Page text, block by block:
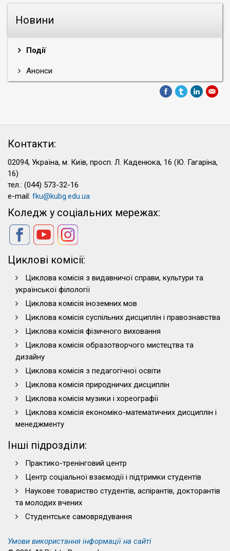
Новини
Події
Анонси
Контакти:
02094, Україна, м. Київ, просп. Л. Каденюка, 16 (Ю. Гагаріна,
16)
тел.: (044) 573-32-16
e-mail: fku@kubg.edu.ua
Коледж у соціальних мережах:
Циклові комісії:
Циклова комісія з видавничої справи, культури та
української філології
Циклова комісія іноземних мов
Циклова комісія суспільних дисциплін і правознавства
Циклова комісія фізичного виховання
Циклова комісія образотворчого мистецтва та
дизайну
Циклова комісія з педагогічної освіти
Циклова комісія природничих дисциплін
Циклова комісія музики і хореографії
Циклова комісія економіко-математичних дисциплін і
менеджменту
Інші підрозділи:
Практико-тренінговий центр
Центр соціальної взаємодії і підтримки студентів
Наукове товариство студентів, аспірантів, докторантів
та молодих вчених
Студентське самоврядування
Умови використання інформації на сайті